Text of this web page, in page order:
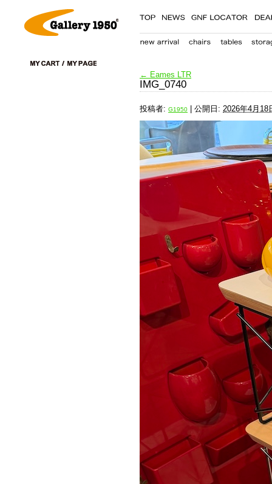
← Eames LTR
IMG_0740
投稿者: G1950 公開日: 2026年4月18